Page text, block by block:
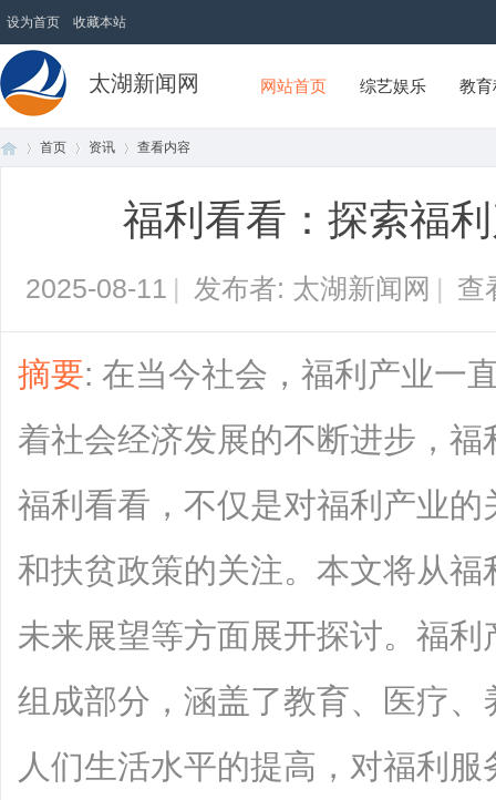
设为首页 收藏本站
太湖新闻网 网站首页 综艺娱乐 教
首页 资讯 查看内容
福利看看：探索福
2025-08-11 | 发布者: 太湖新闻网 | 查
摘要: 在当今社会，福利产业一
着社会经济发展的不断进步，
福利看看，不仅是对福利产业
和扶贫政策的关注。本文将从
未来展望等方面展开探讨。福
组成部分，涵盖了教育、医疗
人们生活水平的提高，对福利